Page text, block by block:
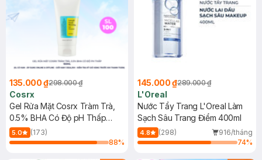
135.000 ₫298.000 ₫
Cosrx
Gel Rửa Mặt Cosrx Tràm Trà,
0.5% BHA Có Độ pH Thấp
150ml
5.0
(173)
88%
145.000 ₫289.000 ₫
L'Oreal
Nước Tẩy Trang L'Oreal Làm
Sạch Sâu Trang Điểm 400ml
4.8 (298)
916/tháng
74%